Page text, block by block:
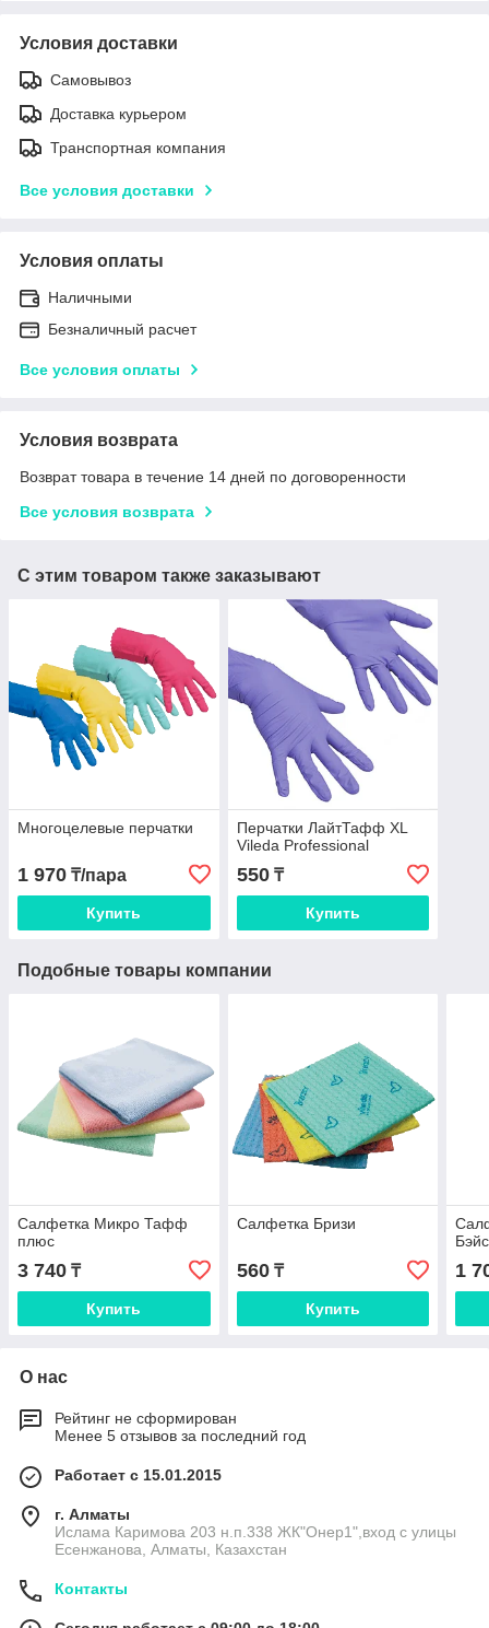
Условия доставки
Самовывоз
Доставка курьером
Транспортная компания
Все условия доставки
Условия оплаты
Наличными
Безналичный расчет
Все условия оплаты
Условия возврата
Возврат товара в течение 14 дней по договоренности
Все условия возврата
С этим товаром также заказывают
Многоцелевые перчатки
1 970 ₸/пара
Купить
Перчатки ЛайтТафф XL
Vileda Professional
550₸
Купить
Подобные товары компании
Салфетка Микро Тафф
плюс
3 740 ₸
Купить
Салфетка Бризи
560₸
Купить
Бэйс
1
О нас
Рейтинг не сформирован
Менее 5 отзывов за последний год
Работает с 15.01.2015
г. Алматы
Ислама Каримова 203 н.п.338 ЖК"Онер1",вход с улицы
Есенжанова, Алматы, Казахстан
Контакты